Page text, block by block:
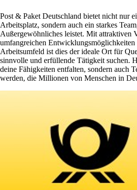
Post & Paket Deutschland bietet nicht nur
Arbeitsplatz, sondern auch ein starkes
Außergewöhnliches leistet. Mit attraktiven
umfangreichen Entwicklungsmöglichkeiten
Arbeitsumfeld ist dies der ideale Ort für
sinnvolle und erfüllende Tätigkeit suchen.
deine Fähigkeiten entfalten, sondern auch
werden, die Millionen von Menschen in